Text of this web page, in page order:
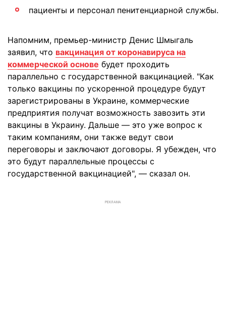
пациенты и персонал пенитенциарной службы.
Напомним, премьер-министр Денис Шмыгаль
заявил, что вакцинация от коронавируса на
коммерческой основе будет проходить
параллельно с государственной вакцинацией. "Как
только вакцины по ускоренной процедуре будут
зарегистрированы в Украине, коммерческие
предприятия получат возможность завозить эти
вакцины в Украину. Дальше — это уже вопрос к
таким компаниям, они также ведут свои
переговоры и заключают договоры. Я убежден, что
это будут параллельные процессы с
государственной вакцинацией", — сказал он.
РЕКЛАМА